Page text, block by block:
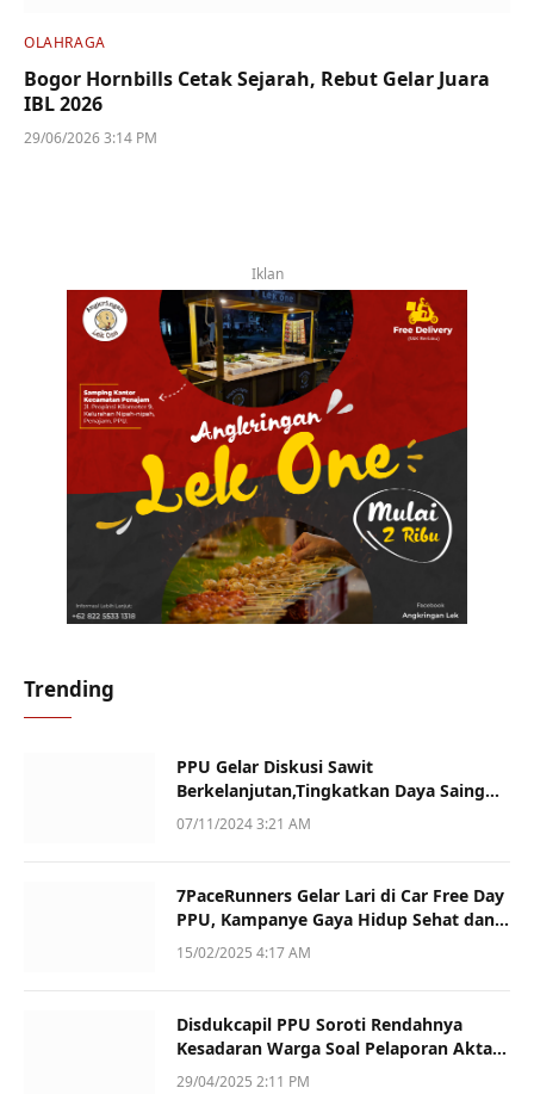
OLAHRAGA
Bogor Hornbills Cetak Sejarah, Rebut Gelar Juara
IBL 2026
29/06/2026 3:14 PM
Iklan
Trending
PPU Gelar Diskusi Sawit
Berkelanjutan,Tingkatkan Daya Saing
dan Kualitas
07/11/2024 3:21 AM
7PaceRunners Gelar Lari di Car Free Day
PPU, Kampanye Gaya Hidup Sehat dan
Dukung UMKM
15/02/2025 4:17 AM
Disdukcapil PPU Soroti Rendahnya
Kesadaran Warga Soal Pelaporan Akta
Kematian
29/04/2025 2:11 PM